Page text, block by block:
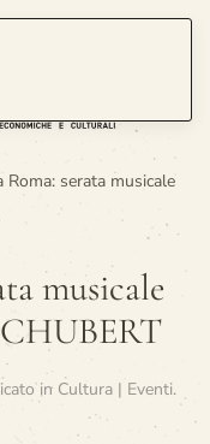
serata musicale
musicale
in Cultura | Eventi.